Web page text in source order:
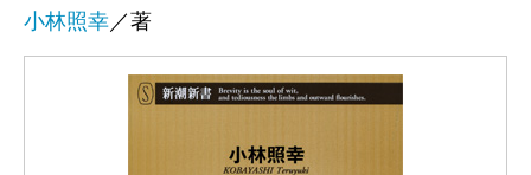
小林照幸／著